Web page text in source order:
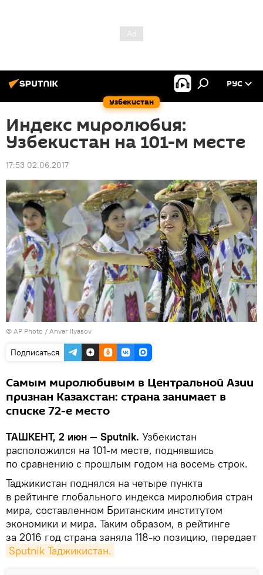
Узбекистан
РУС
Индекс миролюбия:
Узбекистан на 101-м месте
17:53 02.06.2017
© AP Photo / Anvar Ilyasov
Подписаться
Самым миролюбивым в Центральной Азии
признан Казахстан: страна занимает в
списке 72-е место
ТАШКЕНТ, 2 июн — Sputnik. Узбекистан
расположился на 101-м месте, поднявшись
по сравнению с прошлым годом на восемь строк.
Таджикистан поднялся на четыре пункта
в рейтинге глобального индекса миролюбия стран
мира, составленном Британским институтом
экономики и мира. Таким образом, в рейтинге
за 2016 год страна заняла 118-ю позицию, передает
Sputnik Таджикистан.